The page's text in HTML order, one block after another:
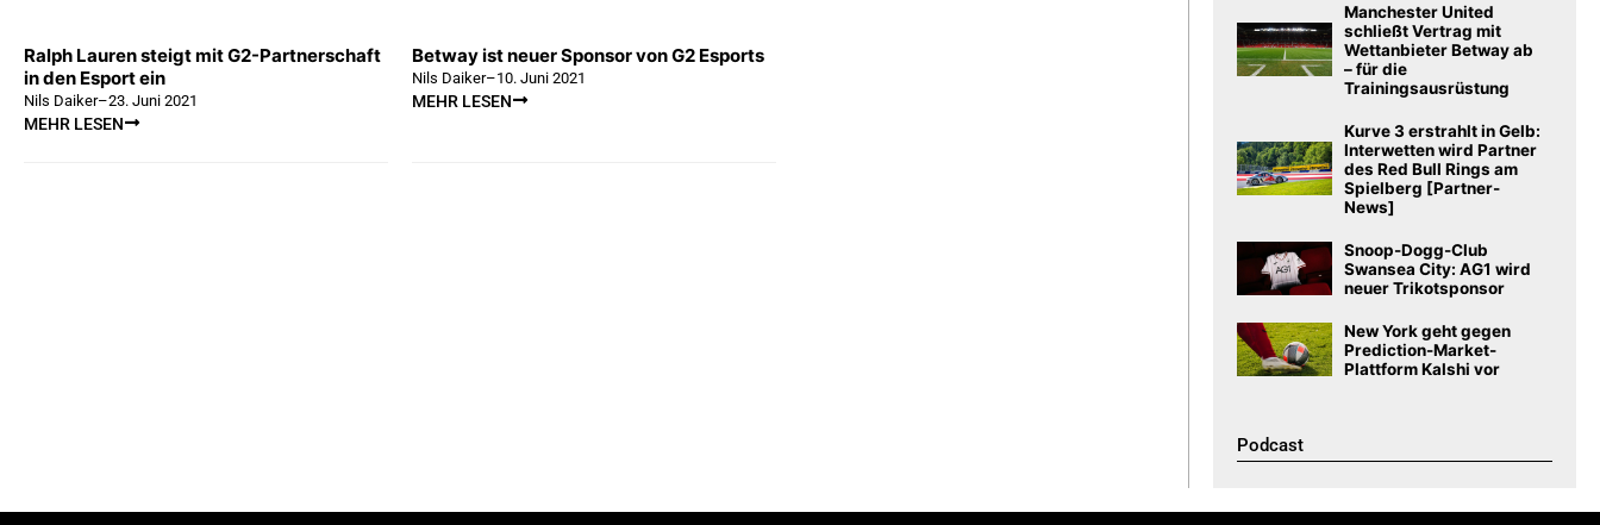
Ralph Lauren steigt mit G2-Partnerschaft
in den Esport ein
Nils Daiker–23. Juni 2021
MEHR LESEN
Betway ist neuer Sponsor von G2 Esports
Nils Daiker–10. Juni 2021
MEHR LESEN
Manchester United
schließt Vertrag mit
Wettanbieter Betway ab
– für die
Trainingsausrüstung
Kurve 3 erstrahlt in Gelb:
Interwetten wird Partner
des Red Bull Rings am
Spielberg [Partner-
News]
Snoop-Dogg-Club
Swansea City: AG1 wird
neuer Trikotsponsor
New York geht gegen
Prediction-Market-
Plattform Kalshi vor
Podcast​